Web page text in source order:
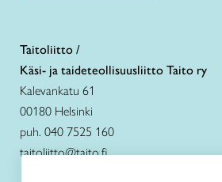
Taitoliitto /
Käsi- ja taideteollisuusliitto Taito ry
Kalevankatu 61
00180 Helsinki
puh. 040 7525 160
taitoliitto@taito.fi